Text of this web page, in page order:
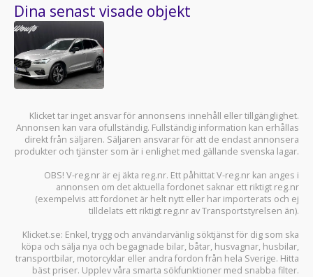
Dina senast visade objekt
Klicket tar inget ansvar för annonsens innehåll eller tillgänglighet.
Annonsen kan vara ofullständig. Fullständig information kan erhållas
direkt från säljaren. Säljaren ansvarar för att de endast annonsera
produkter och tjänster som är i enlighet med gällande svenska lagar.
OBS! V-reg.nr är ej äkta reg.nr. Ett påhittat V-reg.nr kan anges i
annonsen om det aktuella fordonet saknar ett riktigt reg.nr
(exempelvis att fordonet är helt nytt eller har importerats och ej
tilldelats ett riktigt reg.nr av Transportstyrelsen än).
Klicket.se: Enkel, trygg och användarvänlig söktjänst för dig som ska
köpa och sälja nya och begagnade bilar, båtar, husvagnar, husbilar,
transportbilar, motorcyklar eller andra fordon från hela Sverige. Hitta
bäst priser. Upplev våra smarta sökfunktioner med snabba filter.